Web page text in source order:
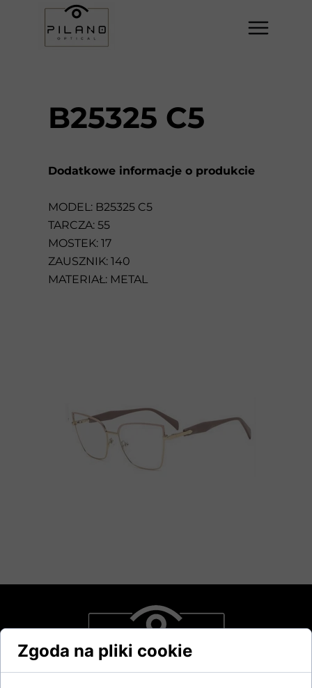
Dodatkowe informacje o produkcie
MODEL: B25325 C5
TARCZA: 55
MOSTEK: 17
ZAUSZNIK: 140
MATERIAŁ: METAL
B25325 C5
Zgoda na pliki cookie